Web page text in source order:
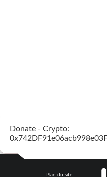
Donate - Crypto:
Plan du site